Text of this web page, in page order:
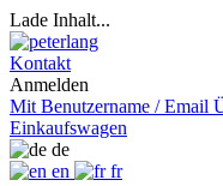
Lade Inhalt...
Kontakt
Anmelden
Mit Benutzername / Email
Einkaufswagen
de
en
fr